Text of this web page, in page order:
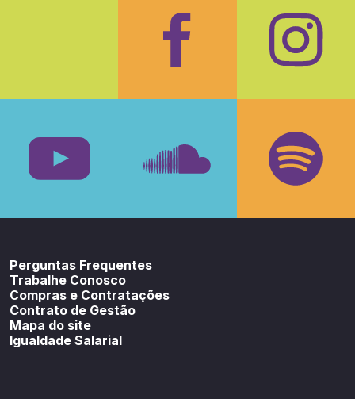
Facebook
Perguntas Frequentes
Trabalhe Conosco
Compras e Contratações
Contrato de Gestão
Mapa do site
Igualdade Salarial